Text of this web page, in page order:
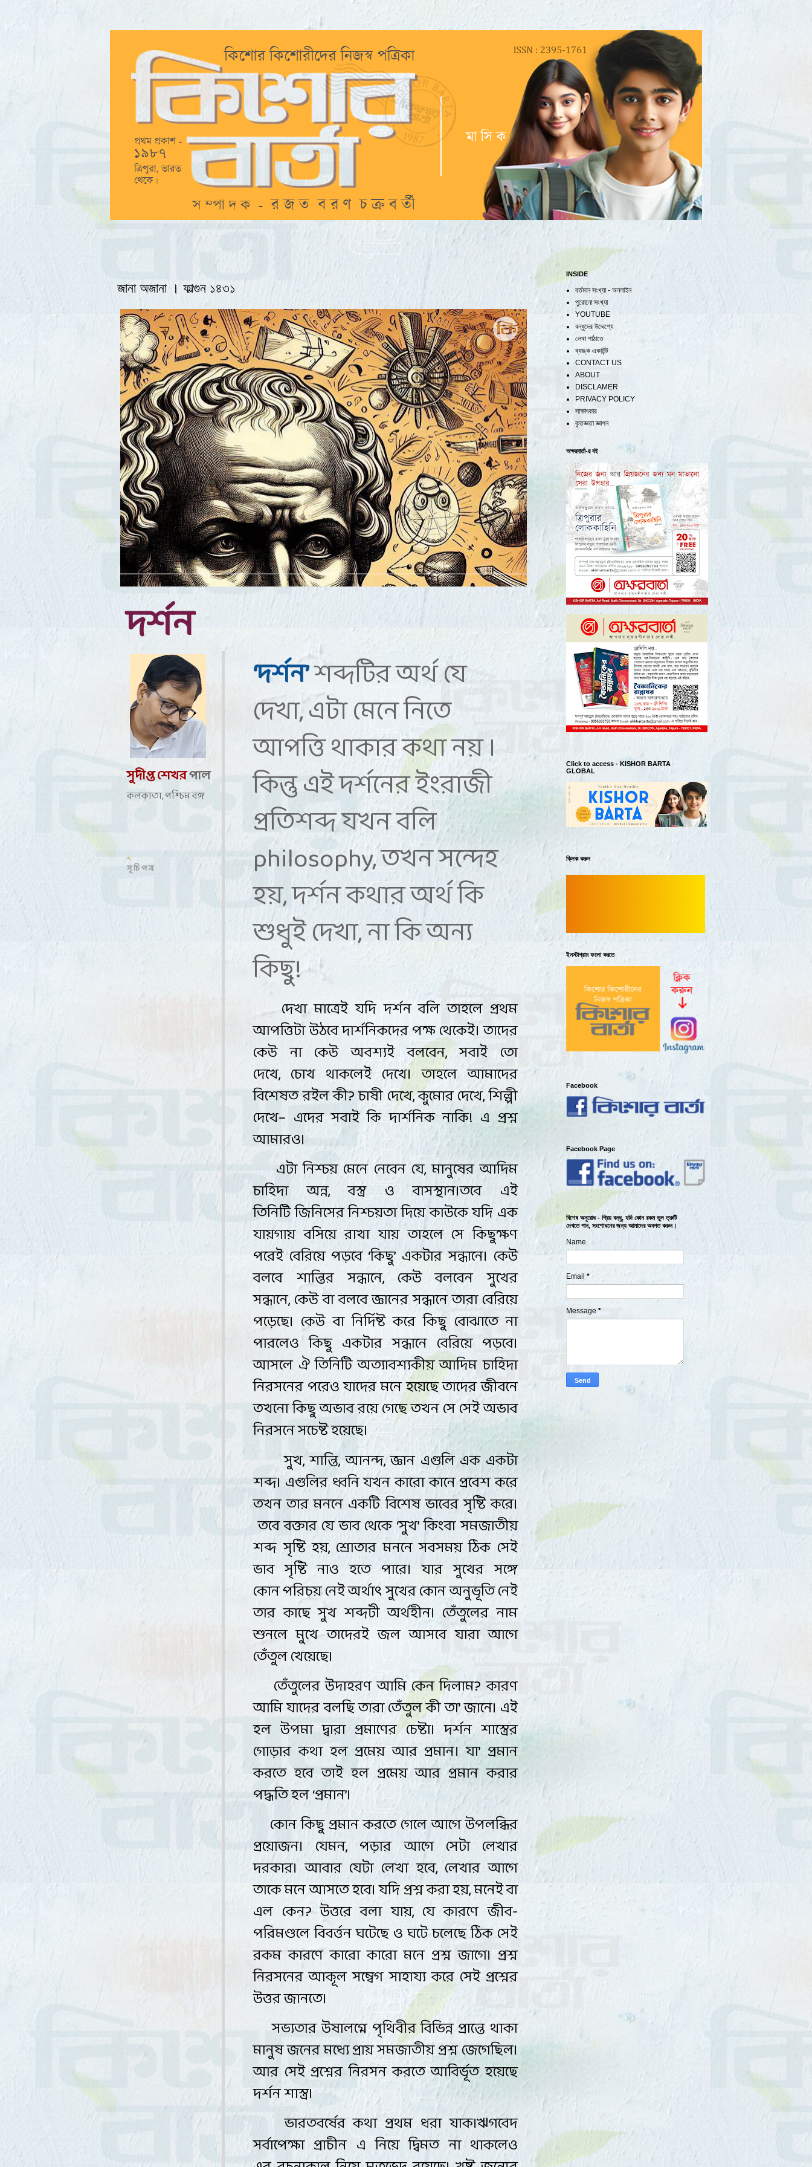
জানা অজানা । ফাল্গুন ১৪৩১
দর্শন
সুদীপ্ত শেখরপাল
কলকাতা, পশ্চিম বঙ্গ
<
সূ চি প ত্র
‘দর্শন’শব্দটির অর্থ যে
দেখা, এটা মেনে নিতে
আপত্তি থাকার কথা নয় ।
কিন্তু এই দর্শনের ইংরাজী
প্রতিশব্দ যখন বলি
philosophy, তখন সন্দেহ
হয়, দর্শন কথার অর্থ কি
শুধুই দেখা, না কি অন্য
কিছু!
দেখা মাত্রেই যদি দর্শন বলি তাহলে প্রথম
আপত্তিটা উঠবে দার্শনিকদের পক্ষ থেকেই। তাদের
কেউ না কেউ অবশ্যই বলবেন,সবাই তো
দেখে, চোখ থাকলেই দেখে। তাহলে আমাদের
বিশেষত রইল কী?চাষী দেখে,কুমোর দেখে,শিল্পী
দেখে– এদের সবাই কি দার্শনিক নাকি! এ প্রশ্ন
আমারও।
এটা নিশ্চয় মেনে নেবেন যে,মানুষের আদিম
চাহিদা অন্ন,বস্ত্র ও বাসস্থান।তবে এই
তিনিটিজিনিসের নিশ্চয়তা দিয়ে কাউকে যদি এক
যায়গায় বসিয়ে রাখা যায় তাহলে সে কিছুক্ষণ
পরেই বেরিয়ে পড়বে ‘কিছু’ একটার সন্ধানে। কেউ
বলবে শান্তির সন্ধানে, কেউ বলবেন সুখের
সন্ধানে, কেউ বা বলবেজ্ঞানের সন্ধানে তারা বেরিয়ে
পড়েছে। কেউ বা নির্দিষ্ট করে কিছু বোঝাতে না
পারলেও কিছু একটার সন্ধানে বেরিয়ে পড়বে।
আসলে ঐ তিনিটি অত্যাবশ্যকীয় আদিম চাহিদা
নিরসনের পরেও যাদের মনেহয়েছে তাদের জীবনে
তখনো কিছু অভাব রয়ে গেছে তখন সে সেই অভাব
নিরসনে সচেষ্ট হয়েছে।
সুখ,শান্তি,আনন্দ,জ্ঞান এগুলি এক একটা
শব্দ। এগুলির ধ্বনি যখন কারো কানে প্রবেশ করে
তখন তার মননে একটি বিশেষ ভাবের সৃষ্টি করে।
তবে বক্তার যে ভাব থেকে ‘সুখ’কিংবা সমজাতীয়
শব্দ সৃষ্টি হয়, শ্রোতার মননে সবসময় ঠিক সেই
ভাব সৃষ্টি নাও হতে পারে। যার সুখের সঙ্গে
কোনপরিচয় নেই অর্থাৎসুখেরকোন অনুভূতি নেই
তার কাছে সুখ শব্দটী অর্থহীন। তেঁতুলের নাম
শুনলে মুখে তাদেরই জল আসবে যারা আগে
তেঁতুল খেয়েছে।
তেঁতুলের উদাহরণ আমি কেন দিলাম?কারণ
আমি যাদের বলছি তারা তেঁতুল কী তা’ জানে। এই
হল উপমা দ্বারা প্রমাণের চেষ্টা। দর্শন শাস্ত্রের
গোড়ার কথা হল প্রমেয় আর প্রমান। যা’ প্রমান
করতে হবে তাই হল প্রমেয় আর প্রমান করার
পদ্ধতি হল‘প্রমান’।
কোন কিছু প্রমান করতে গেলে আগে উপলব্ধির
প্রয়োজন। যেমন,পড়ার আগে সেটা লেখার
দরকার। আবার যেটা লেখা হবে, লেখার আগে
তাকে মনে আসতে হবে। যদি প্রশ্ন করা হয়,মনেই বা
এল কেন?উত্তরে বলা যায়, যে কারণে জীব-
পরিমণ্ডলেবিবর্ত্তন ঘটেছে ও ঘটে চলেছে ঠিক সেই
রকম কারণে কারো কারো মনে প্রশ্ন জাগে। প্রশ্ন
নিরসনের আকূল সম্বেগ সাহায্য করে সেই প্রশ্নের
উত্তর জানতে।
সভ্যতার উষালগ্নে পৃথিবীর বিভিন্ন প্রান্তে থাকা
মানুষ জনের মধ্যে প্রায় সমজাতীয় প্রশ্ন জেগেছিল।
আর সেই প্রশ্নের নিরসন করতে আবির্ভূত হয়েছে
দর্শন শাস্ত্র।
ভারতবর্ষের কথা প্রথম ধরা যাক।ঋগবেদ
সর্বাপেক্ষা প্রাচীন এ নিয়ে দ্বিমত না থাকলেও
INSIDE
বর্তমান সংখ্যা - অনলাইন
পুরোনো সংখ্যা
YOUTUBE
বন্ধুদের উদ্দেশ্যে
লেখা পাঠাতে
ব্যাঙ্ক একাউন্ট
CONTACT US
ABOUT
DISCLAMER
PRIVACY POLICY
সাক্ষাৎকার
কৃতজ্ঞতা জ্ঞাপন
অক্ষরবার্তা-র বই
Click to access - KISHOR BARTA
GLOBAL
ক্লিক করুন
ইনস্টাগ্রাম ফলো করতে
Facebook
Facebook Page
বিশেষ অনুরোধ - প্রিয় বন্ধু, যদি কোন রকম ভুল ত্রুটি
দেখতে পান, সংশোধনের জন্য আমাদের অবগত করুন।
Name
Email *
Message *